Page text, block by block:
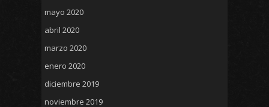
mayo 2020
abril 2020
marzo 2020
enero 2020
diciembre 2019
noviembre 2019